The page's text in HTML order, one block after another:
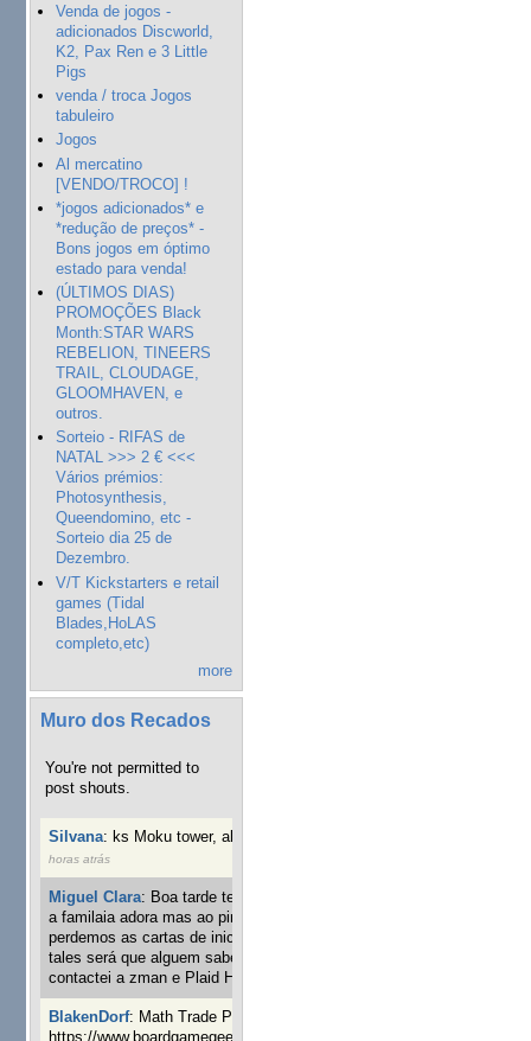
Venda de jogos -
adicionados Discworld,
K2, Pax Ren e 3 Little
Pigs
venda / troca Jogos
tabuleiro
Jogos
Al mercatino
[VENDO/TROCO] !
*jogos adicionados* e
*redução de preços* -
Bons jogos em óptimo
estado para venda!
(ÚLTIMOS DIAS)
PROMOÇÕES Black
Month:STAR WARS
REBELION, TINEERS
TRAIL, CLOUDAGE,
GLOOMHAVEN, e
outros.
Sorteio - RIFAS de
NATAL >>> 2 € <<<
Vários prémios:
Photosynthesis,
Queendomino, etc -
Sorteio dia 25 de
Dezembro.
V/T Kickstarters e retail
games (Tidal
Blades,HoLAS
completo,etc)
more
Muro dos Recados
You're not permitted to
post shouts.
Silvana: ks Moku tower, alguém interessado?
horas atrás
Miguel Clara: Boa tarde tenho jogo Mice and mistics que
a familaia adora mas ao pintarmos as miniaturas
perdemos as cartas de iniciaticva da expanção downood
tales será que alguem sabe onde adquirir as cartas já
contactei a zman e Plaid Hat e nada
BlakenDorf: Math Trade Portuguesa a decorrer. Aqui:
https://www.boardgamegeek.com/geeklist/286035/portugal-